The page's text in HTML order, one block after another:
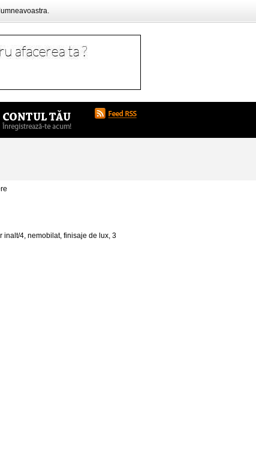
inalt/4, nemobilat, finisaje de lux, 3